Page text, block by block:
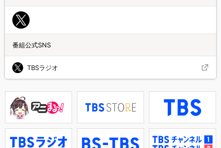
番組公式SNS
TBSラジオ